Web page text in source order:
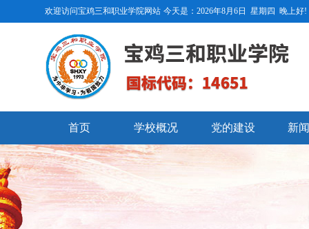
欢迎访问宝鸡三和职业学院网站 今天是： 2026年8月6日 星期四 晚上好!
首页 学校概况 党的建设 新